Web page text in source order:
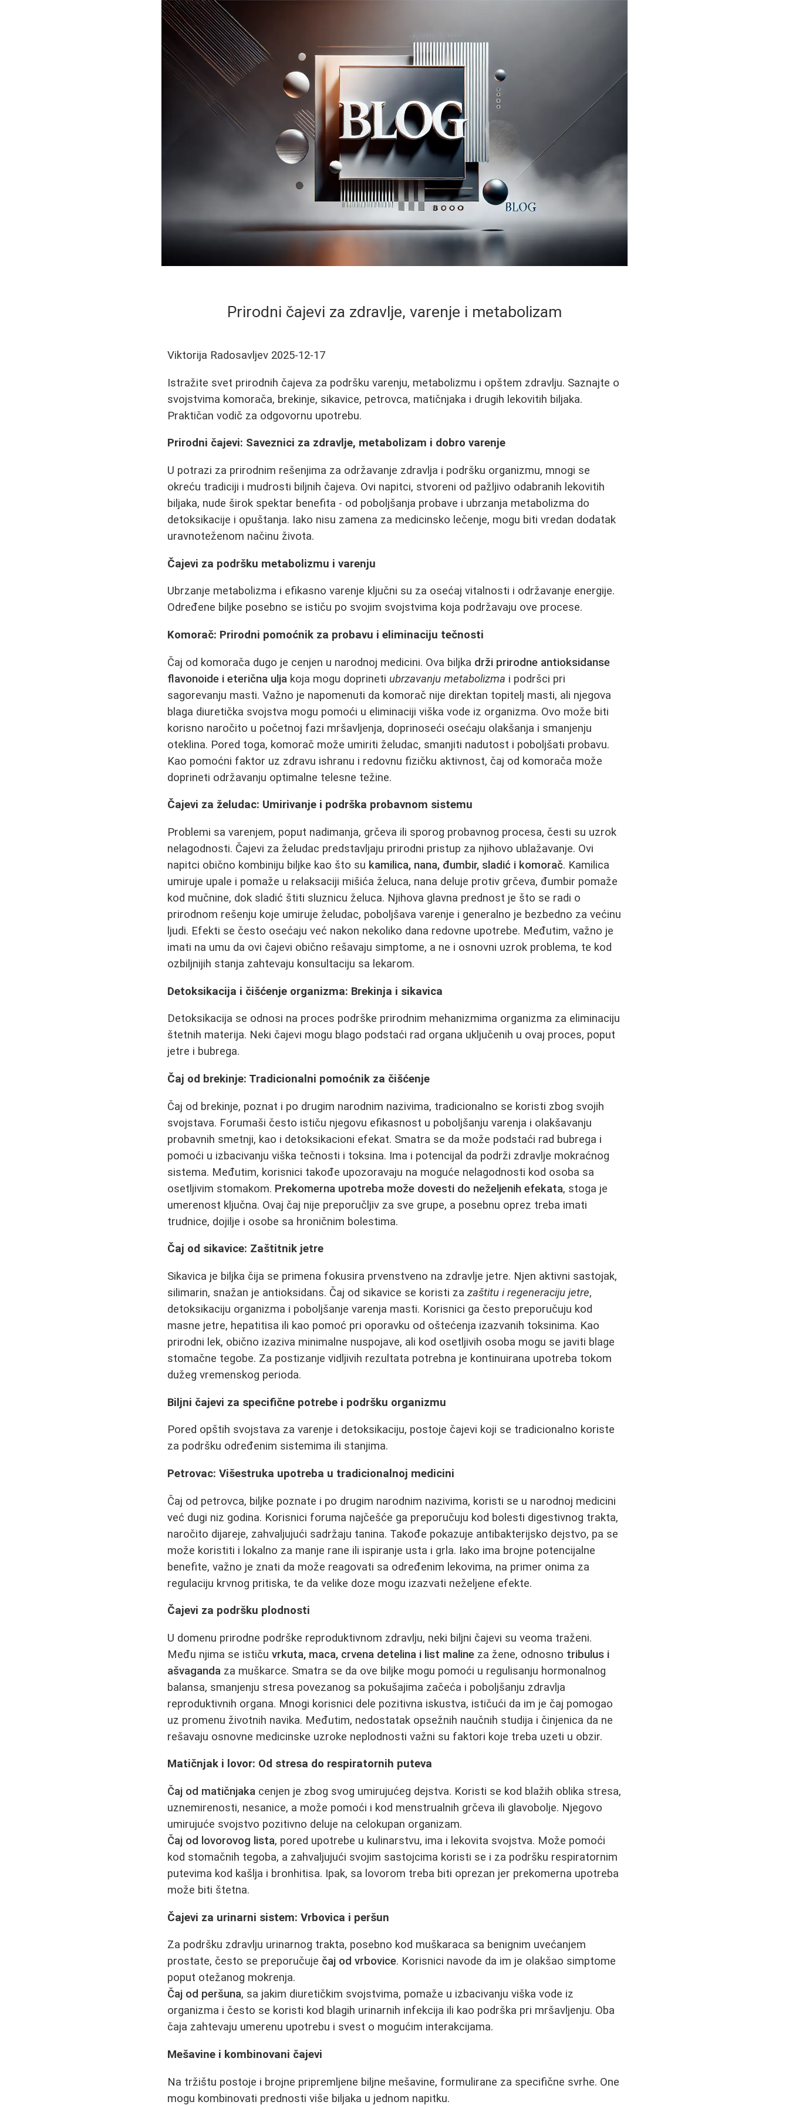
Prirodni čajevi za zdravlje, varenje i metabolizam
Viktorija Radosavljev 2025-12-17
Istražite svet prirodnih čajeva za podršku varenju, metabolizmu i opštem zdravlju. Saznajte o
svojstvima komorača, brekinje, sikavice, petrovca, matičnjaka i drugih lekovitih biljaka.
Praktičan vodič za odgovornu upotrebu.
Prirodni čajevi: Saveznici za zdravlje, metabolizam i dobro varenje
U potrazi za prirodnim rešenjima za održavanje zdravlja i podršku organizmu, mnogi se
okreću tradiciji i mudrosti biljnih čajeva. Ovi napitci, stvoreni od pažljivo odabranih lekovitih
biljaka, nude širok spektar benefita - od poboljšanja probave i ubrzanja metabolizma do
detoksikacije i opuštanja. Iako nisu zamena za medicinsko lečenje, mogu biti vredan dodatak
uravnoteženom načinu života.
Čajevi za podršku metabolizmu i varenju
Ubrzanje metabolizma i efikasno varenje ključni su za osećaj vitalnosti i održavanje energije.
Određene biljke posebno se ističu po svojim svojstvima koja podržavaju ove procese.
Komorač: Prirodni pomoćnik za probavu i eliminaciju tečnosti
Čaj od komorača dugo je cenjen u narodnoj medicini. Ova biljka drži prirodne antioksidanse
flavonoide i eterična ulja koja mogu doprineti ubrzavanju metabolizma i podršci pri
sagorevanju masti. Važno je napomenuti da komorač nije direktan topitelj masti, ali njegova
blaga diuretička svojstva mogu pomoći u eliminaciji viška vode iz organizma. Ovo može biti
korisno naročito u početnoj fazi mršavljenja, doprinoseći osećaju olakšanja i smanjenju
oteklina. Pored toga, komorač može umiriti želudac, smanjiti nadutost i poboljšati probavu.
Kao pomoćni faktor uz zdravu ishranu i redovnu fizičku aktivnost, čaj od komorača može
doprineti održavanju optimalne telesne težine.
Čajevi za želudac: Umirivanje i podrška probavnom sistemu
Problemi sa varenjem, poput nadimanja, grčeva ili sporog probavnog procesa, česti su uzrok
nelagodnosti. Čajevi za želudac predstavljaju prirodni pristup za njihovo ublažavanje. Ovi
napitci obično kombiniju biljke kao što su kamilica, nana, đumbir, sladić i komorač. Kamilica
umiruje upale i pomaže u relaksaciji mišića želuca, nana deluje protiv grčeva, đumbir pomaže
kod mučnine, dok sladić štiti sluznicu želuca. Njihova glavna prednost je što se radi o
prirodnom rešenju koje umiruje želudac, poboljšava varenje i generalno je bezbedno za većinu
ljudi. Efekti se često osećaju već nakon nekoliko dana redovne upotrebe. Međutim, važno je
imati na umu da ovi čajevi obično rešavaju simptome, a ne i osnovni uzrok problema, te kod
ozbiljnijih stanja zahtevaju konsultaciju sa lekarom.
Detoksikacija i čišćenje organizma: Brekinja i sikavica
Detoksikacija se odnosi na proces podrške prirodnim mehanizmima organizma za eliminaciju
štetnih materija. Neki čajevi mogu blago podstaći rad organa uključenih u ovaj proces, poput
jetre i bubrega.
Čaj od brekinje: Tradicionalni pomoćnik za čišćenje
Čaj od brekinje, poznat i po drugim narodnim nazivima, tradicionalno se koristi zbog svojih
svojstava. Forumaši često ističu njegovu efikasnost u poboljšanju varenja i olakšavanju
probavnih smetnji, kao i detoksikacioni efekat. Smatra se da može podstaći rad bubrega i
pomoći u izbacivanju viška tečnosti i toksina. Ima i potencijal da podrži zdravlje mokraćnog
sistema. Međutim, korisnici takođe upozoravaju na moguće nelagodnosti kod osoba sa
osetljivim stomakom. Prekomerna upotreba može dovesti do neželjenih efekata, stoga je
umerenost ključna. Ovaj čaj nije preporučljiv za sve grupe, a posebnu oprez treba imati
trudnice, dojilje i osobe sa hroničnim bolestima.
Čaj od sikavice: Zaštitnik jetre
Sikavica je biljka čija se primena fokusira prvenstveno na zdravlje jetre. Njen aktivni sastojak,
silimarin, snažan je antioksidans. Čaj od sikavice se koristi zazaštitu i regeneraciju jetre,
detoksikaciju organizma i poboljšanje varenja masti. Korisnici ga često preporučuju kod
masne jetre, hepatitisa ili kao pomoć pri oporavku od oštećenja izazvanih toksinima. Kao
prirodni lek, obično izaziva minimalne nuspojave, ali kod osetljivih osoba mogu se javiti blage
stomačne tegobe. Za postizanje vidljivih rezultata potrebna je kontinuirana upotreba tokom
dužeg vremenskog perioda.
Biljni čajevi za specifične potrebe i podršku organizmu
Pored opštih svojstava za varenje i detoksikaciju, postoje čajevi koji se tradicionalno koriste
za podršku određenim sistemima ili stanjima.
Petrovac: Višestruka upotreba u tradicionalnoj medicini
Čaj od petrovca, biljke poznate i po drugim narodnim nazivima, koristi se u narodnoj medicini
već dugi niz godina. Korisnici foruma najčešće ga preporučuju kod bolesti digestivnog trakta,
naročito dijareje, zahvaljujući sadržaju tanina. Takođe pokazuje antibakterijsko dejstvo, pa se
može koristiti i lokalno za manje rane ili ispiranje usta i grla. Iako ima brojne potencijalne
benefite, važno je znati da može reagovati sa određenim lekovima, na primer onima za
regulaciju krvnog pritiska, te da velike doze mogu izazvati neželjene efekte.
Čajevi za podršku plodnosti
U domenu prirodne podrške reproduktivnom zdravlju, neki biljni čajevi su veoma traženi.
Među njima se ističuvrkuta, maca, crvena detelina i list maline za žene, odnosno tribulus i
ašvaganda za muškarce. Smatra se da ove biljke mogu pomoći u regulisanju hormonalnog
balansa, smanjenju stresa povezanog sa pokušajima začeća i poboljšanju zdravlja
reproduktivnih organa. Mnogi korisnici dele pozitivna iskustva, ističući da im je čaj pomogao
uz promenu životnih navika. Međutim, nedostatak opsežnih naučnih studija i činjenica da ne
rešavaju osnovne medicinske uzroke neplodnosti važni su faktori koje treba uzeti u obzir.
Matičnjak i lovor: Od stresa do respiratornih puteva
Čaj od matičnjaka cenjen je zbog svog umirujućeg dejstva. Koristi se kod blažih oblika stresa,
uznemirenosti, nesanice, a može pomoći i kod menstrualnih grčeva ili glavobolje. Njegovo
umirujuće svojstvo pozitivno deluje na celokupan organizam.
Čaj od lovorovog lista, pored upotrebe u kulinarstvu, ima i lekovita svojstva. Može pomoći
kod stomačnih tegoba, a zahvaljujući svojim sastojcima koristi se i za podršku respiratornim
putevima kod kašlja i bronhitisa. Ipak, sa lovorom treba biti oprezan jer prekomerna upotreba
može biti štetna.
Čajevi za urinarni sistem: Vrbovica i peršun
Za podršku zdravlju urinarnog trakta, posebno kod muškaraca sa benignim uvećanjem
prostate, često se preporučuje čaj od vrbovice. Korisnici navode da im je olakšao simptome
poput otežanog mokrenja.
Čaj od peršuna, sa jakim diuretičkim svojstvima, pomaže u izbacivanju viška vode iz
organizma i često se koristi kod blagih urinarnih infekcija ili kao podrška pri mršavljenju. Oba
čaja zahtevaju umerenu upotrebu i svest o mogućim interakcijama.
Mešavine i kombinovani čajevi
Na tržištu postoje i brojne pripremljene biljne mešavine, formulirane za specifične svrhe. One
mogu kombinovati prednosti više biljaka u jednom napitku.